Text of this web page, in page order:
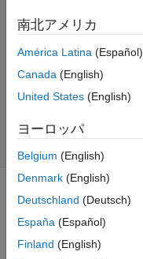
value
Zaid Al-
Dailami
solvers
Remove
the
南北アメリカ
América Latina (Español)
Canada (English)
United States (English)
ヨーロッパ
Belgium (English)
Denmark (English)
Deutschland (Deutsch)
España (Español)
Finland (English)